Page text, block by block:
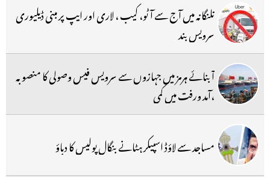
تلنگانہ میں آج سے آٹو، کیب ، لاری اور ایپ پر مبنی ڈیلیوری
سرویس بند
آبنائے ہرمز میں جہازوں سے سرویس فیس وصولی کا منصوبہ
،آمد ورفت میں کمی
مساجد سے لاؤڈ اسپیکر ہٹانے بنگال پولیس کا دباؤ